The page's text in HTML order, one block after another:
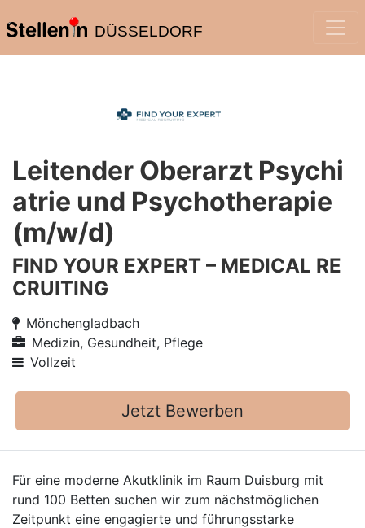
DÜSSELDORF
Leitender Oberarzt Psychi
atrie und Psycho­therapie
(m/w/d)
FIND YOUR EXPERT – MEDICAL RE
CRUITING
Mönchengladbach
Medizin, Gesundheit, Pflege
Vollzeit
Jetzt Bewerben
Für eine moderne Akutklinik im Raum Duisburg mit
rund 100 Betten suchen wir zum nächstmöglichen
Zeitpunkt eine engagierte und führungsstarke